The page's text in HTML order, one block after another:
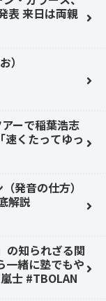
表 来日は両親
）
ーで稲葉浩志
速くたってゆっ
発音の仕方）
解説
の知られざる関
一緒に塾でもや
士 #TBOLAN